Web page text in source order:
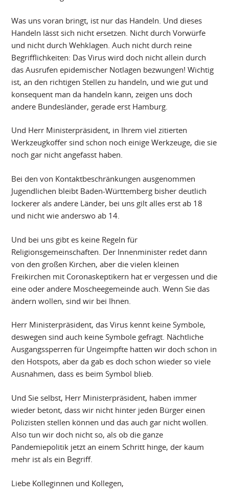
Was uns voran bringt, ist nur das Handeln. Und dieses
Handeln lässt sich nicht ersetzen. Nicht durch Vorwürfe
und nicht durch Wehklagen. Auch nicht durch reine
Begrifflichkeiten: Das Virus wird doch nicht allein durch
das Ausrufen epidemischer Notlagen bezwungen! Wichtig
ist, an den richtigen Stellen zu handeln, und wie gut und
konsequent man da handeln kann, zeigen uns doch
andere Bundesländer, gerade erst Hamburg.
Und Herr Ministerpräsident, in Ihrem viel zitierten
Werkzeugkoffer sind schon noch einige Werkzeuge, die sie
noch gar nicht angefasst haben.
Bei den von Kontaktbeschränkungen ausgenommen
Jugendlichen bleibt Baden-Württemberg bisher deutlich
lockerer als andere Länder, bei uns gilt alles erst ab 18
und nicht wie anderswo ab 14.
Und bei uns gibt es keine Regeln für
Religionsgemeinschaften. Der Innenminister redet dann
von den großen Kirchen, aber die vielen kleinen
Freikirchen mit Coronaskeptikern hat er vergessen und die
eine oder andere Moscheegemeinde auch. Wenn Sie das
ändern wollen, sind wir bei Ihnen.
Herr Ministerpräsident, das Virus kennt keine Symbole,
deswegen sind auch keine Symbole gefragt. Nächtliche
Ausgangssperren für Ungeimpfte hatten wir doch schon in
den Hotspots, aber da gab es doch schon wieder so viele
Ausnahmen, dass es beim Symbol blieb.
Und Sie selbst, Herr Ministerpräsident, haben immer
wieder betont, dass wir nicht hinter jeden Bürger einen
Polizisten stellen können und das auch gar nicht wollen.
Also tun wir doch nicht so, als ob die ganze
Pandemiepolitik jetzt an einem Schritt hinge, der kaum
mehr ist als ein Begriff.
Liebe Kolleginnen und Kollegen,